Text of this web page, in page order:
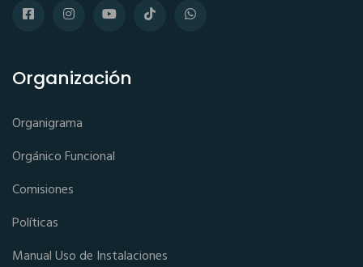
Organización
Organigrama
Orgánico Funcional
Comisiones
Políticas
Manual Uso de Instalaciones